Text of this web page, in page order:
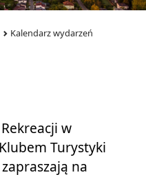
Kalendarz wydarzeń
w
Turystyki
na